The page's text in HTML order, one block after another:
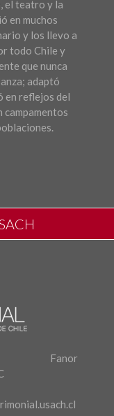
el teatro y la
en muchos
y los llevo a
todo Chile y
que nunca
adaptó
en reflejos del
campamentos
Fanor